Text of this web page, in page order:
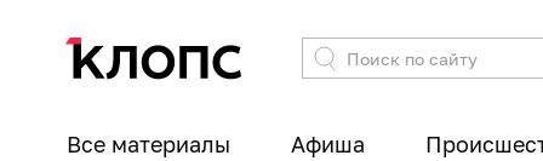
Все материалы Афиша